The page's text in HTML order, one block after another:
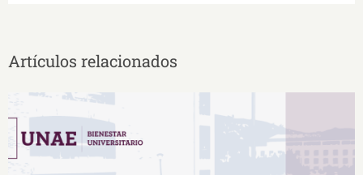
Artículos relacionados